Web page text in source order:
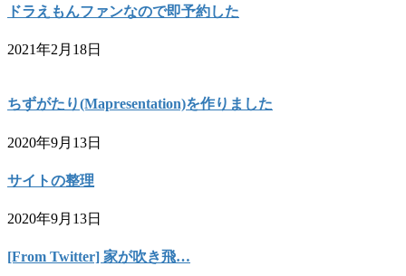
ドラえもんファンなので即予約した
2021年2月18日
ちずがたり(Mapresentation)を作りました
2020年9月13日
サイトの整理
2020年9月13日
[From Twitter] 家が吹き飛…